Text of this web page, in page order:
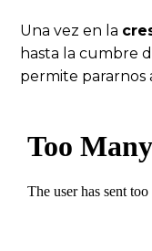
Una vez en la
hasta la cumbre
permite pararnos